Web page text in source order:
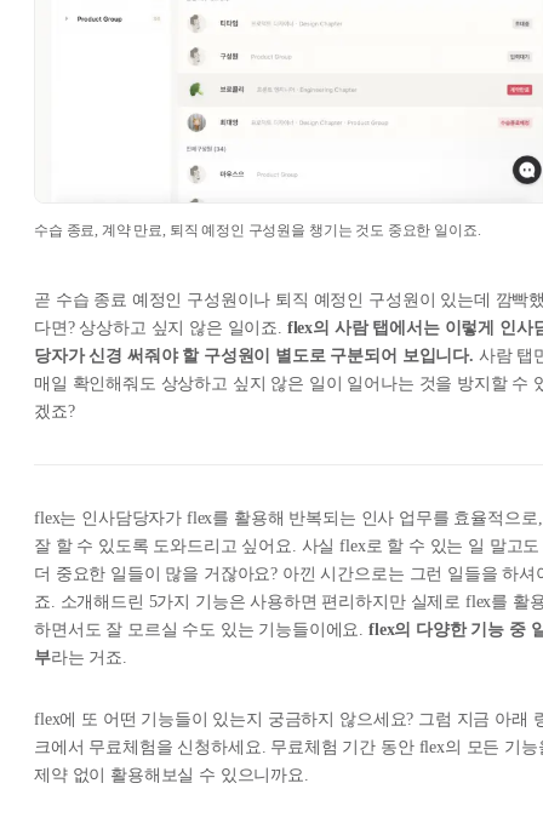
수습 종료, 계약 만료, 퇴직 예정인 구성원을 챙기는 것도 중요한 일이죠.
곧 수습 종료 예정인 구성원이나 퇴직 예정인 구성원이 있는데 깜빡
다면? 상상하고 싶지 않은 일이죠. flex의 사람 탭에서는 이렇게 인사
당자가 신경 써줘야 할 구성원이 별도로 구분되어 보입니다. 사람 탭
매일 확인해줘도 상상하고 싶지 않은 일이 일어나는 것을 방지할 수
겠죠?
flex는 인사담당자가 flex를 활용해 반복되는 인사 업무를 효율적으로,
잘 할 수 있도록 도와드리고 싶어요. 사실 flex로 할 수 있는 일 말고도
더 중요한 일들이 많을 거잖아요? 아낀 시간으로는 그런 일들을 하셔
죠. 소개해드린 5가지 기능은 사용하면 편리하지만 실제로 flex를 활
하면서도 잘 모르실 수도 있는 기능들이에요. flex의 다양한 기능 중
부라는 거죠.
flex에 또 어떤 기능들이 있는지 궁금하지 않으세요? 그럼 지금 아래
크에서 무료체험을 신청하세요. 무료체험 기간 동안 flex의 모든 기능
제약 없이 활용해보실 수 있으니까요.